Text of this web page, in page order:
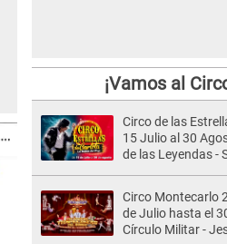
¡Vamos al
Circo de las
15 Julio al 30
de las Leyendas -
Circo Montecarlo
de Julio hasta el
Círculo Militar -